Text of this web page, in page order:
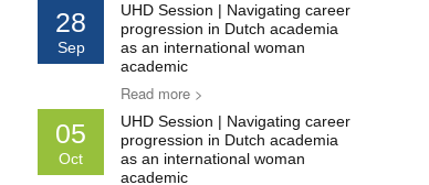
28
Sep
UHD Session | Navigating career
progression in Dutch academia
as an international woman
academic
Read more >
05
Oct
UHD Session | Navigating career
progression in Dutch academia
as an international woman
academic